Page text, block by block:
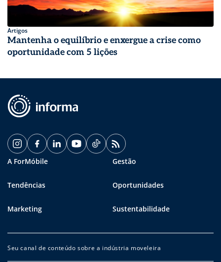
Artigos
Mantenha o equilíbrio e enxergue a crise como
oportunidade com 5 lições
A ForMóbile Gestão
Tendências Oportunidades
Marketing Sustentabilidade
Seu canal de conteúdo sobre a indústria moveleira